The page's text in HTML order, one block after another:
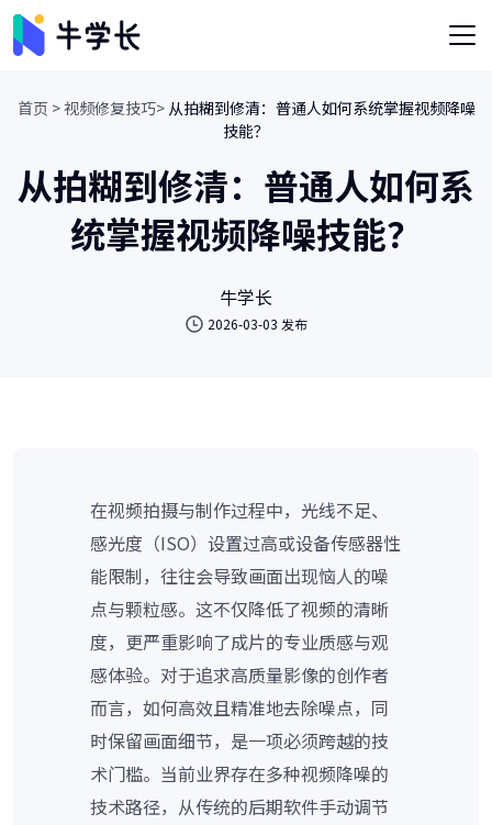
首页 >视频修复技巧> 从拍糊到修清：普通人如何系统掌握视频降噪
技能？
从拍糊到修清：普通人如何系
统掌握视频降噪技能？
牛学长
2026-03-03 发布
在视频拍摄与制作过程中，光线不足、
感光度（ISO）设置过高或设备传感器性
能限制，往往会导致画面出现恼人的噪
点与颗粒感。这不仅降低了视频的清晰
度，更严重影响了成片的专业质感与观
感体验。对于追求高质量影像的创作者
而言，如何高效且精准地去除噪点，同
时保留画面细节，是一项必须跨越的技
术门槛。当前业界存在多种视频降噪的
技术路径，从传统的后期软件手动调节